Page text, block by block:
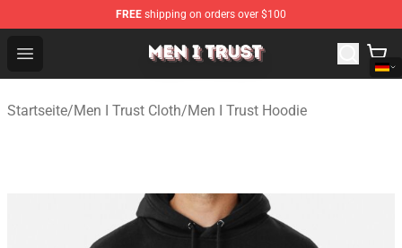
FREE shipping on orders over $100
Open menu
Men I Trust Shop - Official Men I Trust Merchandise Store
Startseite/Men I Trust Cloth/Men I Trust Hoodie